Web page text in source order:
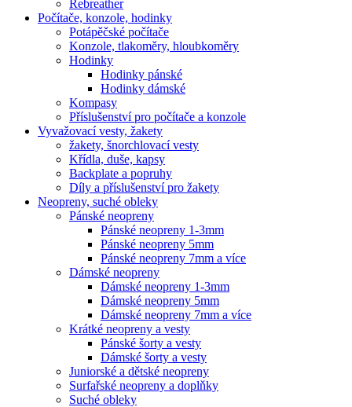
Rebreather
Počítače, konzole, hodinky
Potápěčské počítače
Konzole, tlakoměry, hloubkoměry
Hodinky
Hodinky pánské
Hodinky dámské
Kompasy
Příslušenství pro počítače a konzole
Vyvažovací vesty, žakety
žakety, šnorchlovací vesty
Křídla, duše, kapsy
Backplate a popruhy
Díly a příslušenství pro žakety
Neopreny, suché obleky
Pánské neopreny
Pánské neopreny 1-3mm
Pánské neopreny 5mm
Pánské neopreny 7mm a více
Dámské neopreny
Dámské neopreny 1-3mm
Dámské neopreny 5mm
Dámské neopreny 7mm a více
Krátké neopreny a vesty
Pánské šorty a vesty
Dámské šorty a vesty
Juniorské a dětské neopreny
Surfařské neopreny a doplňky
Suché obleky